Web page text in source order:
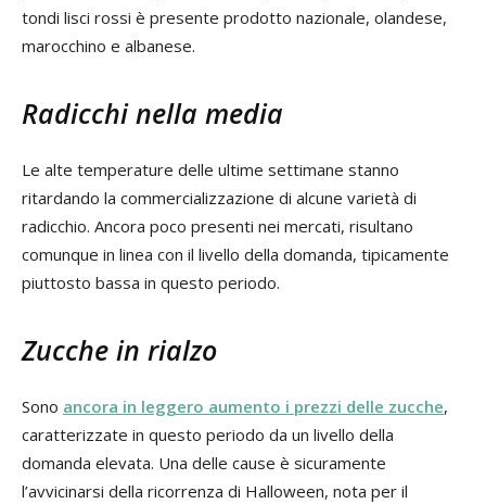
tondi lisci rossi è presente prodotto nazionale, olandese,
marocchino e albanese.
Radicchi nella media
Le alte temperature delle ultime settimane stanno
ritardando la commercializzazione di alcune varietà di
radicchio. Ancora poco presenti nei mercati, risultano
comunque in linea con il livello della domanda, tipicamente
piuttosto bassa in questo periodo.
Zucche in rialzo
Sono ancora in leggero aumento i prezzi delle zucche,
caratterizzate in questo periodo da un livello della
domanda elevata. Una delle cause è sicuramente
l’avvicinarsi della ricorrenza di Halloween, nota per il